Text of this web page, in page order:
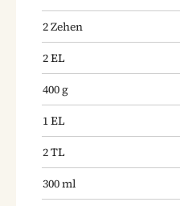
2Zehen
2EL
400g
1EL
2TL
300ml